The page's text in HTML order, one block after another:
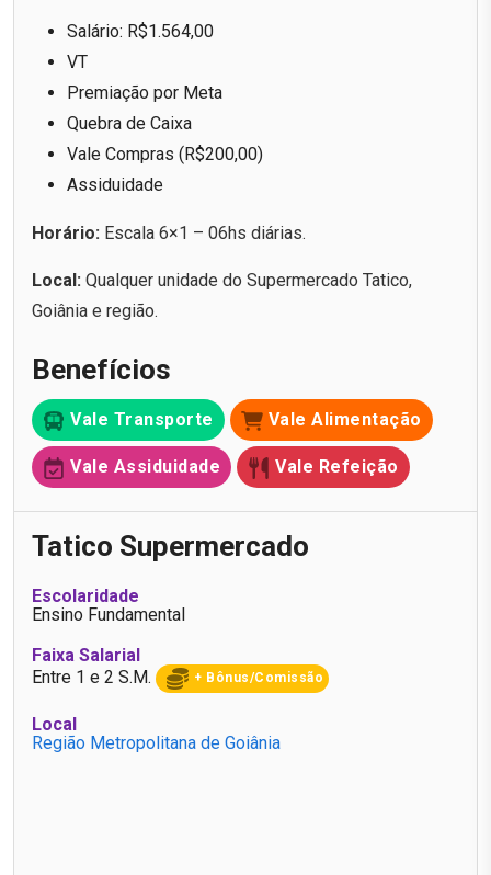
Salário: R$1.564,00
VT
Premiação por Meta
Quebra de Caixa
Vale Compras (R$200,00)
Assiduidade
Horário: Escala 6×1 – 06hs diárias.
Local: Qualquer unidade do Supermercado Tatico,
Goiânia e região.
Benefícios
Vale Transporte Vale Alimentação
Vale Assiduidade Vale Refeição
Tatico Supermercado
Escolaridade
Ensino Fundamental
Faixa Salarial
Entre 1 e 2 S.M.
+ Bônus/Comissão
Local
Região Metropolitana de Goiânia